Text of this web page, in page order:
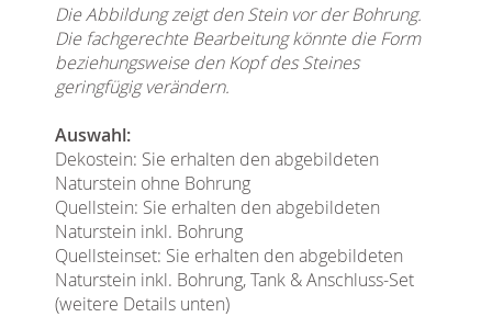
Die Abbildung zeigt den Stein vor der Bohrung.
Die fachgerechte Bearbeitung könnte die Form
beziehungsweise den Kopf des Steines
geringfügig verändern.
Auswahl:
Dekostein: Sie erhalten den abgebildeten
Naturstein ohne Bohrung
Quellstein: Sie erhalten den abgebildeten
Naturstein inkl. Bohrung
Quellsteinset: Sie erhalten den abgebildeten
Naturstein inkl. Bohrung, Tank & Anschluss-Set
(weitere Details unten)